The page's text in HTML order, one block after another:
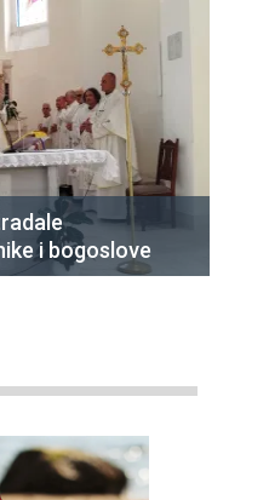
i bogoslove